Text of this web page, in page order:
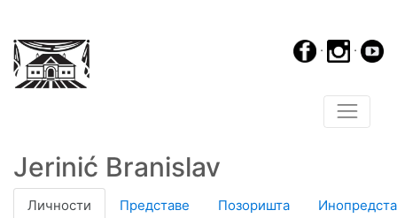
· ·
Jerinić Branislav
Личности Представе Позоришта